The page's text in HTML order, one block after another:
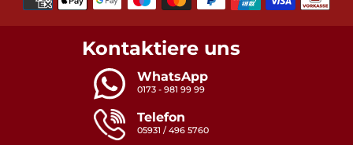
Kontaktiere uns
WhatsApp
0173 - 981 99 99
Telefon
05931 / 496 5760